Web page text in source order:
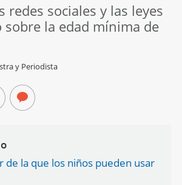
redes sociales y las leyes
sobre la edad mínima de
y Periodista
de la que los niños pueden usar